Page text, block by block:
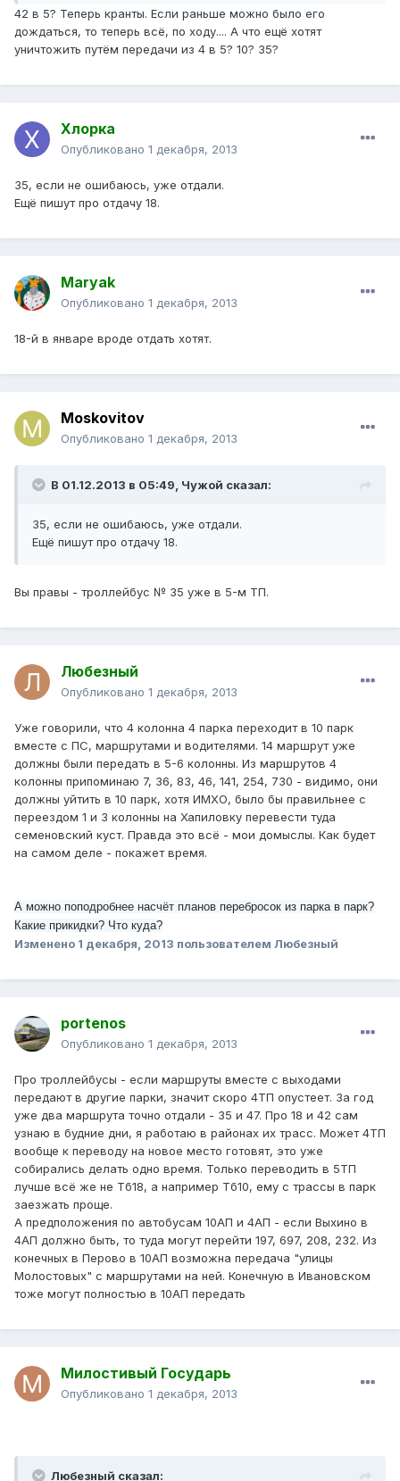
42 в 5? Теперь кранты. Если раньше можно было его
дождаться, то теперь всё, по ходу.... А что ещё хотят
уничтожить путём передачи из 4 в 5? 10? 35?
Хлорка
Опубликовано 1 декабря, 2013
35, если не ошибаюсь, уже отдали.
Ещё пишут про отдачу 18.
Maryak
Опубликовано 1 декабря, 2013
18-й в январе вроде отдать хотят.
Moskovitov
Опубликовано 1 декабря, 2013
В 01.12.2013 в 05:49, Чужой сказал:
35, если не ошибаюсь, уже отдали.
Ещё пишут про отдачу 18.
Вы правы - троллейбус № 35 уже в 5-м ТП.
Любезный
Опубликовано 1 декабря, 2013
Уже говорили, что 4 колонна 4 парка переходит в 10 парк
вместе с ПС, маршрутами и водителями. 14 маршрут уже
должны были передать в 5-6 колонны. Из маршрутов 4
колонны припоминаю 7, 36, 83, 46, 141, 254, 730 - видимо, они
должны уйтить в 10 парк, хотя ИМХО, было бы правильнее с
переездом 1 и 3 колонны на Хапиловку перевести туда
семеновский куст. Правда это всё - мои домыслы. Как будет
на самом деле - покажет время.
А можно поподробнее насчёт планов перебросок из парка в парк?
Какие прикидки? Что куда?
Изменено 1 декабря, 2013 пользователем Любезный
portenos
Опубликовано 1 декабря, 2013
Про троллейбусы - если маршруты вместе с выходами
передают в другие парки, значит скоро 4ТП опустеет. За год
уже два маршрута точно отдали - 35 и 47. Про 18 и 42 сам
узнаю в будние дни, я работаю в районах их трасс. Может 4ТП
вообще к переводу на новое место готовят, это уже
собирались делать одно время. Только переводить в 5ТП
лучше всё же не Тб18, а например Тб10, ему с трассы в парк
заезжать проще.
А предположения по автобусам 10АП и 4АП - если Выхино в
4АП должно быть, то туда могут перейти 197, 697, 208, 232. Из
конечных в Перово в 10АП возможна передача "улицы
Молостовых" с маршрутами на ней. Конечную в Ивановском
тоже могут полностью в 10АП передать
Милостивый Государь
Опубликовано 1 декабря, 2013
Любезный сказал: